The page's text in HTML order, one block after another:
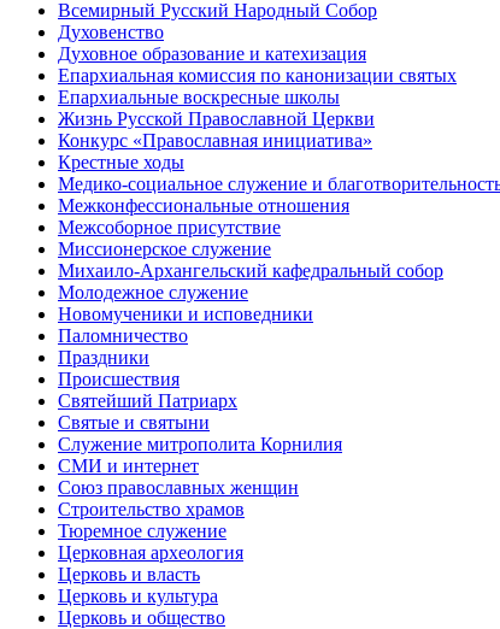
Всемирный Русский Народный Собор
Духовенство
Духовное образование и катехизация
Епархиальная комиссия по канонизации святых
Епархиальные воскресные школы
Жизнь Русской Православной Церкви
Конкурс «Православная инициатива»
Крестные ходы
Медико-социальное служение и
Межконфессиональные отношения
Межсоборное присутствие
Миссионерское служение
Михаило-Архангельский кафедральный собор
Молодежное служение
Новомученики и исповедники
Паломничество
Праздники
Происшествия
Святейший Патриарх
Святые и святыни
Служение митрополита Корнилия
СМИ и интернет
Союз православных женщин
Строительство храмов
Тюремное служение
Церковная археология
Церковь и власть
Церковь и культура
Церковь и общество